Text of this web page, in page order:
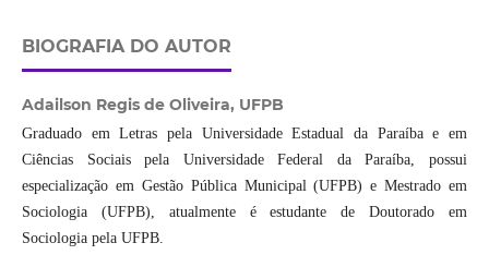
BIOGRAFIA DO AUTOR
Adailson Regis de Oliveira, UFPB
Graduado em Letras pela Universidade Estadual da Paraíba e em
Ciências Sociais pela Universidade Federal da Paraíba, possui
especialização em Gestão Pública Municipal (UFPB) e Mestrado em
Sociologia (UFPB), atualmente é estudante de Doutorado em
Sociologia pela UFPB.